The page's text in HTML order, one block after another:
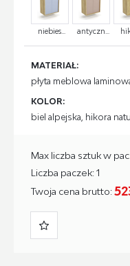
niebies... antyczn...
MATERIAŁ:
płyta meblowa
KOLOR:
biel alpejska, hikora
Twoja cena brutto:
Max liczba sztuk w
Liczba paczek: 1